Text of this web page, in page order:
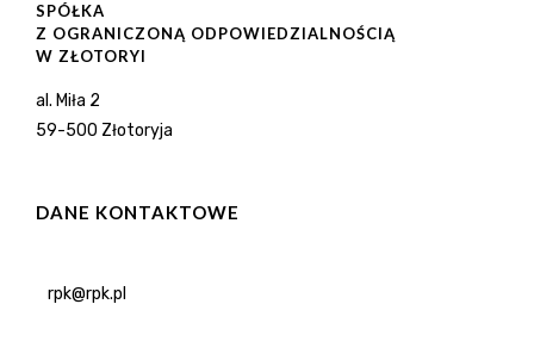
SPÓŁKA
Z OGRANICZONĄ ODPOWIEDZIALNOŚCIĄ
W ZŁOTORYI
al. Miła 2
59-500 Złotoryja
DANE KONTAKTOWE
rpk@rpk.pl